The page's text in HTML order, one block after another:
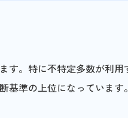
す。特に不特定多数が利用
準の上位になっています。